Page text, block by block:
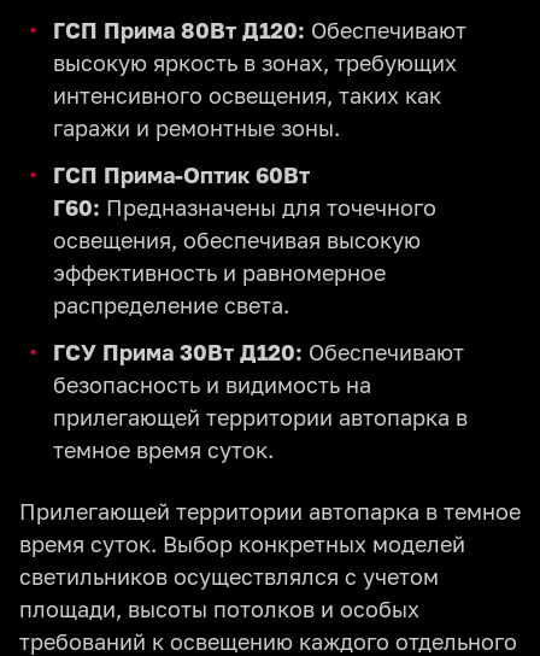
ГСП Прима 80Вт Д120: Обеспечивают
высокую яркость в зонах, требующих
интенсивного освещения, таких как
гаражи и ремонтные зоны.
ГСП Прима-Оптик 60Вт
Г60: Предназначены для точечного
освещения, обеспечивая высокую
эффективность и равномерное
распределение света.
ГСУ Прима 30Вт Д120: Обеспечивают
безопасность и видимость на
прилегающей территории автопарка в
темное время суток.
Прилегающей территории автопарка в темное
время суток. Выбор конкретных моделей
светильников осуществлялся с учетом
площади, высоты потолков и особых
требований к освещению каждого отдельного